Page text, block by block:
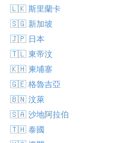
🇱🇰 斯里蘭卡
🇸🇬 新加坡
🇯🇵 日本
🇹🇱 東帝汶
🇰🇭 柬埔寨
🇬🇪 格魯吉亞
🇧🇳 汶萊
🇸🇦 沙地阿拉伯
🇹🇭 泰國